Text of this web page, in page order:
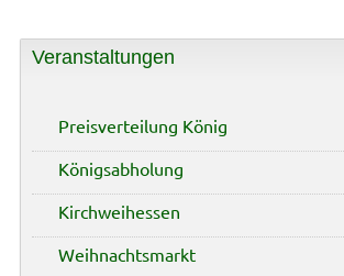
Veranstaltungen
Preisverteilung König
Königsabholung
Kirchweihessen
Weihnachtsmarkt